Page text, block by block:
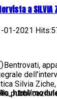
a SILVIA
01-2021
Silvia